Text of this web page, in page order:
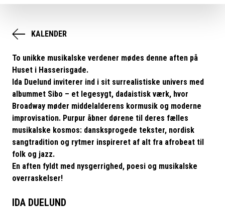
KALENDER
To unikke musikalske verdener mødes denne aften på
Huset i Hasserisgade.
Ida Duelund inviterer ind i sit surrealistiske univers med
albummet Sibo – et legesygt, dadaistisk værk, hvor
Broadway møder middelalderens kormusik og moderne
improvisation. Purpur åbner dørene til deres fælles
musikalske kosmos: dansksprogede tekster, nordisk
sangtradition og rytmer inspireret af alt fra afrobeat til
folk og jazz.
En aften fyldt med nysgerrighed, poesi og musikalske
overraskelser!
IDA DUELUND